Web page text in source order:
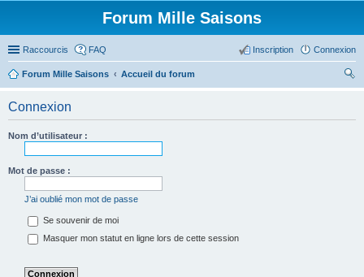
Forum Mille Saisons
Raccourcis FAQ Connexion
Inscription
Forum Mille Saisons
Accueil du forum
Connexion
Nom d’utilisateur :
Mot de passe :
J’ai oublié mon mot de passe
Se souvenir de moi
Masquer mon statut en ligne lors de cette session